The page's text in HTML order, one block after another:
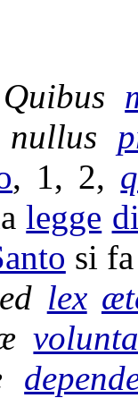
Quibus
nullus
, 1, 2, q
legge
si
lex